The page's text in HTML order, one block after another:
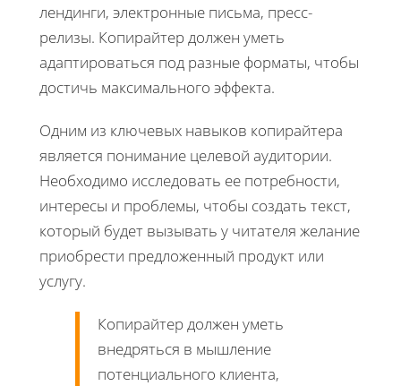
лендинги, электронные письма, пресс-
релизы. Копирайтер должен уметь
адаптироваться под разные форматы, чтобы
достичь максимального эффекта.
Одним из ключевых навыков копирайтера
является понимание целевой аудитории.
Необходимо исследовать ее потребности,
интересы и проблемы, чтобы создать текст,
который будет вызывать у читателя желание
приобрести предложенный продукт или
услугу.
Копирайтер должен уметь
внедряться в мышление
потенциального клиента,